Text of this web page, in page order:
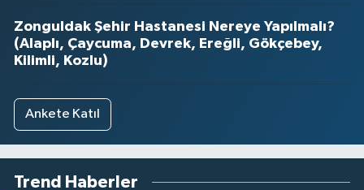
Zonguldak Şehir Hastanesi Nereye Yapılmalı?
(Alaplı, Çaycuma, Devrek, Ereğli, Gökçebey,
Kilimli, Kozlu)
Ankete Katıl
Trend Haberler